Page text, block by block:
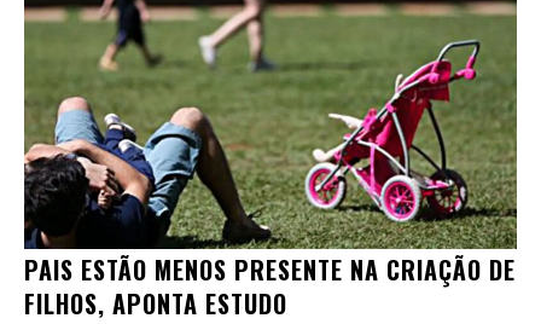
PAIS ESTÃO MENOS PRESENTE NA CRIAÇÃO DE
FILHOS, APONTA ESTUDO